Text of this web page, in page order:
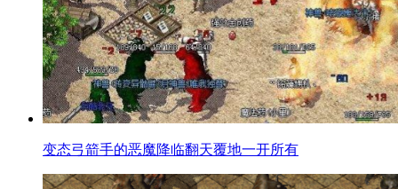
变态弓箭手的恶魔降临翻天覆地一开所有